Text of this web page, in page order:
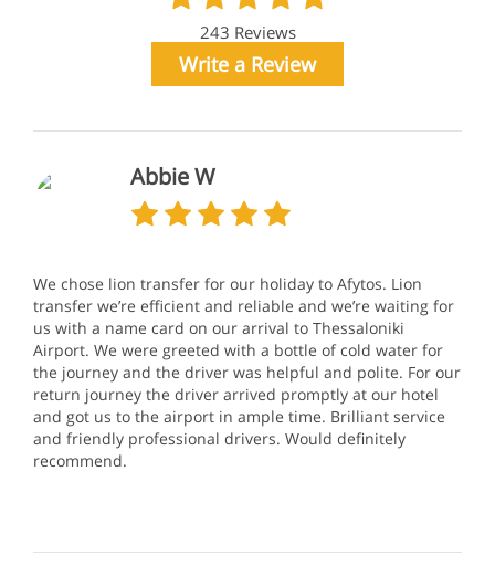
243 Reviews
Write a Review
Abbie W
We chose lion transfer for our holiday to Afytos. Lion
transfer we’re efficient and reliable and we’re waiting for
us with a name card on our arrival to Thessaloniki
Airport. We were greeted with a bottle of cold water for
the journey and the driver was helpful and polite. For our
return journey the driver arrived promptly at our hotel
and got us to the airport in ample time. Brilliant service
and friendly professional drivers. Would definitely
recommend.